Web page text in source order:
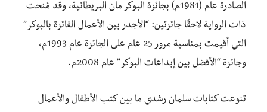
الصادرة عام (1981م) بجائزة البوكر مان البريطانية، وقد مُنحت
ذات الرواية لاحقًا جائزتين: “الأجدر بين الأعمال الفائزة بالبوكر”
التي أقيمت بمناسبة مرور 25 عام على الجائزة عام 1993م،
وجائزة “الأفضل بين إبداعات البوكر” عام 2008م.
تنوعت كتابات سلمان رشدي ما بين كتب الأطفال والأعمال